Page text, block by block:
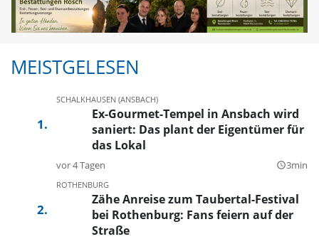
MEISTGELESEN
SCHALKHAUSEN (ANSBACH)
Ex-Gourmet-Tempel in Ansbach wird
saniert: Das plant der Eigentümer für
das Lokal
vor 4 Tagen query_builder3min
ROTHENBURG
Zähe Anreise zum Taubertal-Festival
bei Rothenburg: Fans feiern auf der
Straße